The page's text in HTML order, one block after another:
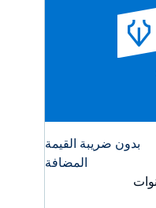
بدون ضريبة القيمة
المضافة